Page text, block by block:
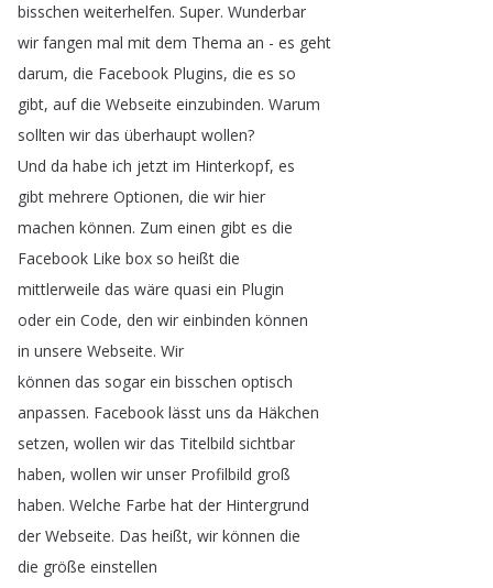
bisschen weiterhelfen. Super. Wunderbar
wir fangen mal mit dem Thema an - es geht
darum, die Facebook Plugins, die es so
gibt, auf die Webseite einzubinden. Warum
sollten wir das überhaupt wollen?
Und da habe ich jetzt im Hinterkopf, es
gibt mehrere Optionen, die wir hier
machen können. Zum einen gibt es die
Facebook Like box so heißt die
mittlerweile das wäre quasi ein Plugin
oder ein Code, den wir einbinden können
in unsere Webseite. Wir
können das sogar ein bisschen optisch
anpassen. Facebook lässt uns da Häkchen
setzen, wollen wir das Titelbild sichtbar
haben, wollen wir unser Profilbild groß
haben. Welche Farbe hat der Hintergrund
der Webseite. Das heißt, wir können die
die größe einstellen